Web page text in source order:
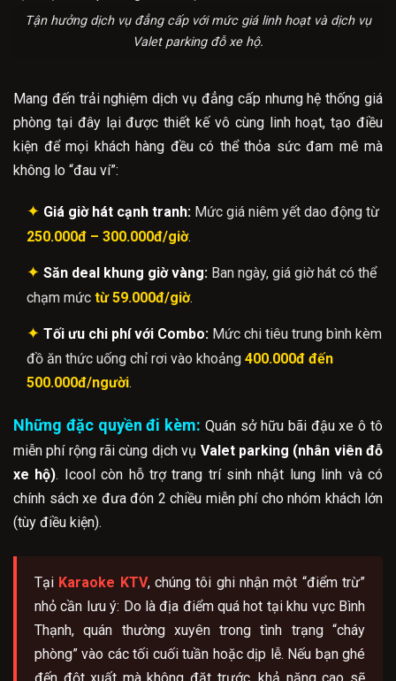
Tận hưởng dịch vụ đẳng cấp với mức giá linh hoạt và dịch vụ
Valet parking đỗ xe hộ.
Mang đến trải nghiệm dịch vụ đẳng cấp nhưng hệ thống giá
phòng tại đây lại được thiết kế vô cùng linh hoạt, tạo điều
kiện để mọi khách hàng đều có thể thỏa sức đam mê mà
không lo “đau ví”:
✦ Giá giờ hát cạnh tranh:Mức giá niêm yết dao động từ
250.000đ – 300.000đ/giờ.
✦ Săn deal khung giờ vàng:Ban ngày, giá giờ hát có thể
chạm mức từ 59.000đ/giờ.
✦ Tối ưu chi phí với Combo:Mức chi tiêu trung bình kèm
đồ ăn thức uống chỉ rơi vào khoảng 400.000đ đến
500.000đ/người.
Những đặc quyền đi kèm: Quán sở hữu bãi đậu xe ô tô
miễn phí rộng rãi cùng dịch vụ Valet parking (nhân viên đỗ
xe hộ). Icool còn hỗ trợ trang trí sinh nhật lung linh và có
chính sách xe đưa đón 2 chiều miễn phí cho nhóm khách lớn
(tùy điều kiện).
Tại Karaoke KTV, chúng tôi ghi nhận một “điểm trừ”
nhỏ cần lưu ý: Do là địa điểm quá hot tại khu vực Bình
Thạnh, quán thường xuyên trong tình trạng “cháy
phòng” vào các tối cuối tuần hoặc dịp lễ. Nếu bạn ghé
đến đột xuất mà không đặt trước, khả năng cao sẽ